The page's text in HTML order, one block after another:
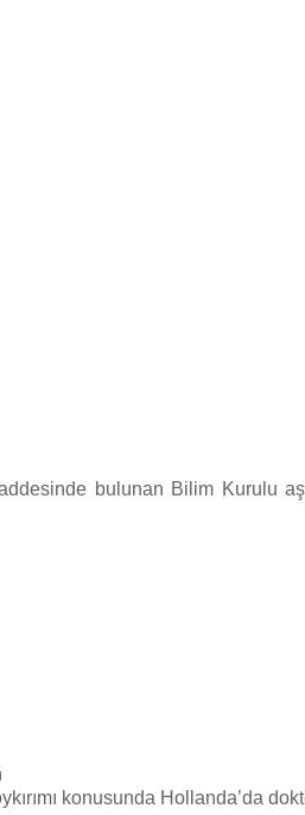
bulunan Bilim Kurulu
konusunda Hollanda’da